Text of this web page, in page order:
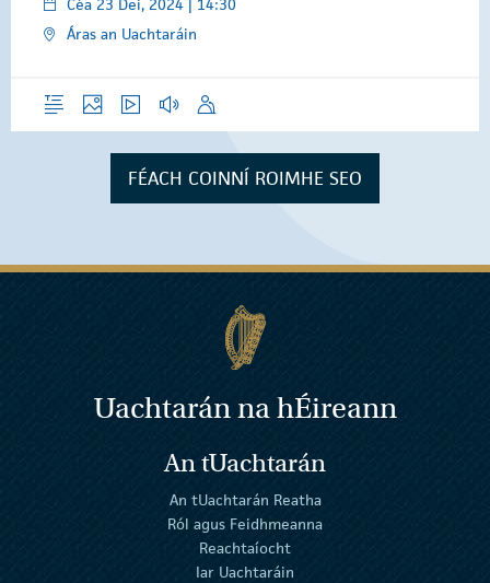
Céa 23 Dei, 2024 | 14:30
Áras an Uachtaráin
ForléargasGrianghraif
Físeáin Gearrthóga Fuaime
Óraid
FÉACH COINNÍ ROIMHE SEO
Uachtarán nahÉireann
An tUachtarán
An tUachtarán Reatha
Ról agus Feidhmeanna
Reachtaíocht
Iar Uachtaráin